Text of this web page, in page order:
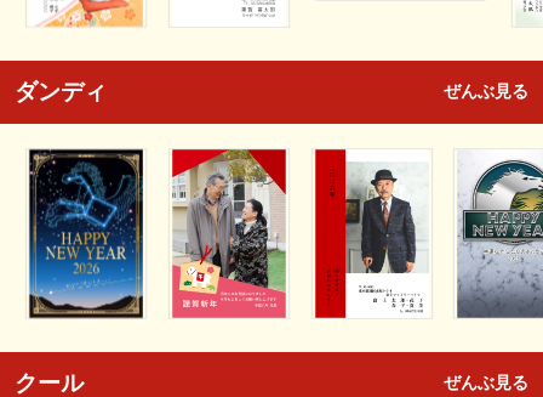
ダンディ ぜんぶ見る
クール ぜんぶ見る